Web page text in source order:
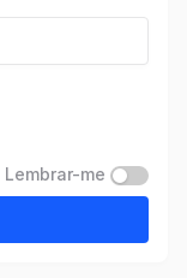
Lembrar-me